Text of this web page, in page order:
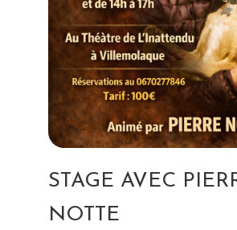
STAGE AVEC
NOTTE